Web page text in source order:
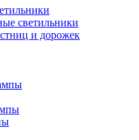
светильники
и дорожек